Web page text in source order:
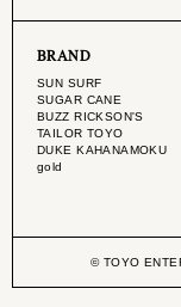
BRAND
SUN SURF
SUGAR CANE
BUZZ RICKSON'S
TAILOR TOYO
DUKE KAHANAMOKU
gold
© TOYO